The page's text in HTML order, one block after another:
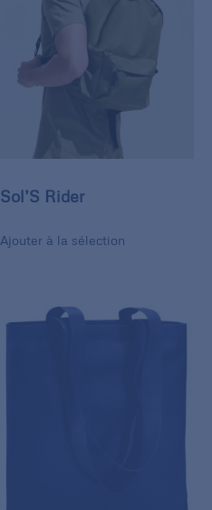
Sol’S Rider
Ajouter à la sélection